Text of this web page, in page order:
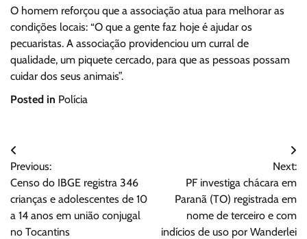
O homem reforçou que a associação atua para melhorar as
condições locais: “O que a gente faz hoje é ajudar os
pecuaristas. A associação providenciou um curral de
qualidade, um piquete cercado, para que as pessoas possam
cuidar dos seus animais”.
Posted in Polícia
Navegação
de
Post
Previous:
Censo do IBGE registra 346
crianças e adolescentes de 10
a 14 anos em união conjugal
no Tocantins
Next:
PF investiga chácara em
Paranã (TO) registrada em
nome de terceiro e com
indícios de uso por Wanderlei